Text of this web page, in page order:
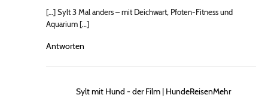
[…] Sylt 3 Mal anders – mit Deichwart, Pfoten-Fitness und
Aquarium […]
Antworten
Sylt mit Hund - der Film | HundeReisenMehr